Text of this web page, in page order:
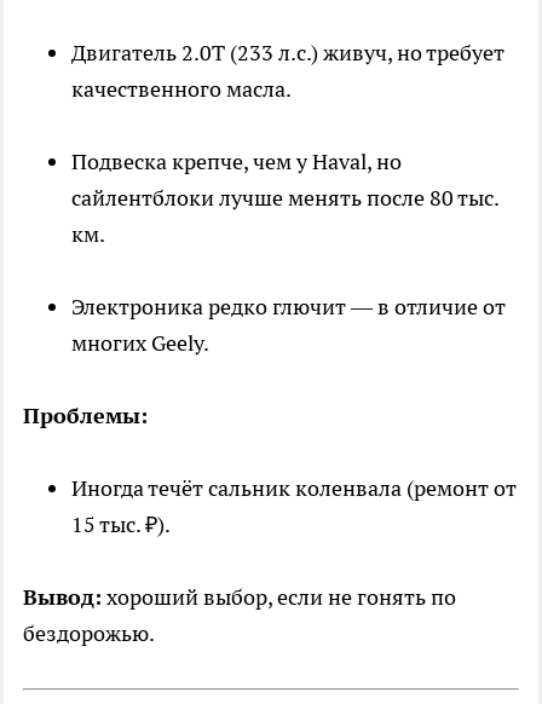
Двигатель 2.0Т (233 л.с.) живуч, но требует
качественного масла.
Подвеска крепче, чем у Haval, но
сайлентблоки лучше менять после 80 тыс.
км.
Электроника редко глючит — в отличие от
многих Geely.
Проблемы:
Иногда течёт сальник коленвала (ремонт от
15 тыс. ₽).
Вывод: хороший выбор, если не гонять по
бездорожью.